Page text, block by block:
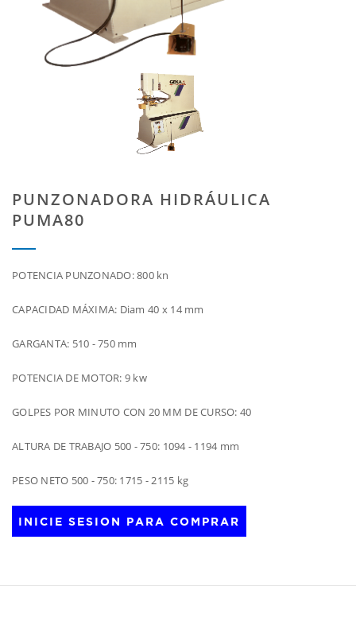
PUNZONADORA HIDRÁULICA
PUMA80
POTENCIA PUNZONADO: 800 kn
CAPACIDAD MÁXIMA: Diam 40 x 14 mm
GARGANTA: 510 - 750 mm
POTENCIA DE MOTOR: 9 kw
GOLPES POR MINUTO CON 20 MM DE CURSO: 40
ALTURA DE TRABAJO 500 - 750: 1094 - 1194 mm
PESO NETO 500 - 750: 1715 - 2115 kg
INICIE SESION PARA COMPRAR